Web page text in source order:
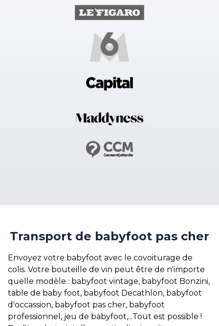
Transport de babyfoot pas cher
Envoyez votre babyfoot avec le covoiturage de
colis. Votre bouteille de vin peut être de n'importe
quelle modèle : babyfoot vintage, babyfoot Bonzini,
table de baby foot, babyfoot Decathlon, babyfoot
d'occassion, babyfoot pas cher, babyfoot
professionnel, jeu de babyfoot,...Tout est possible !